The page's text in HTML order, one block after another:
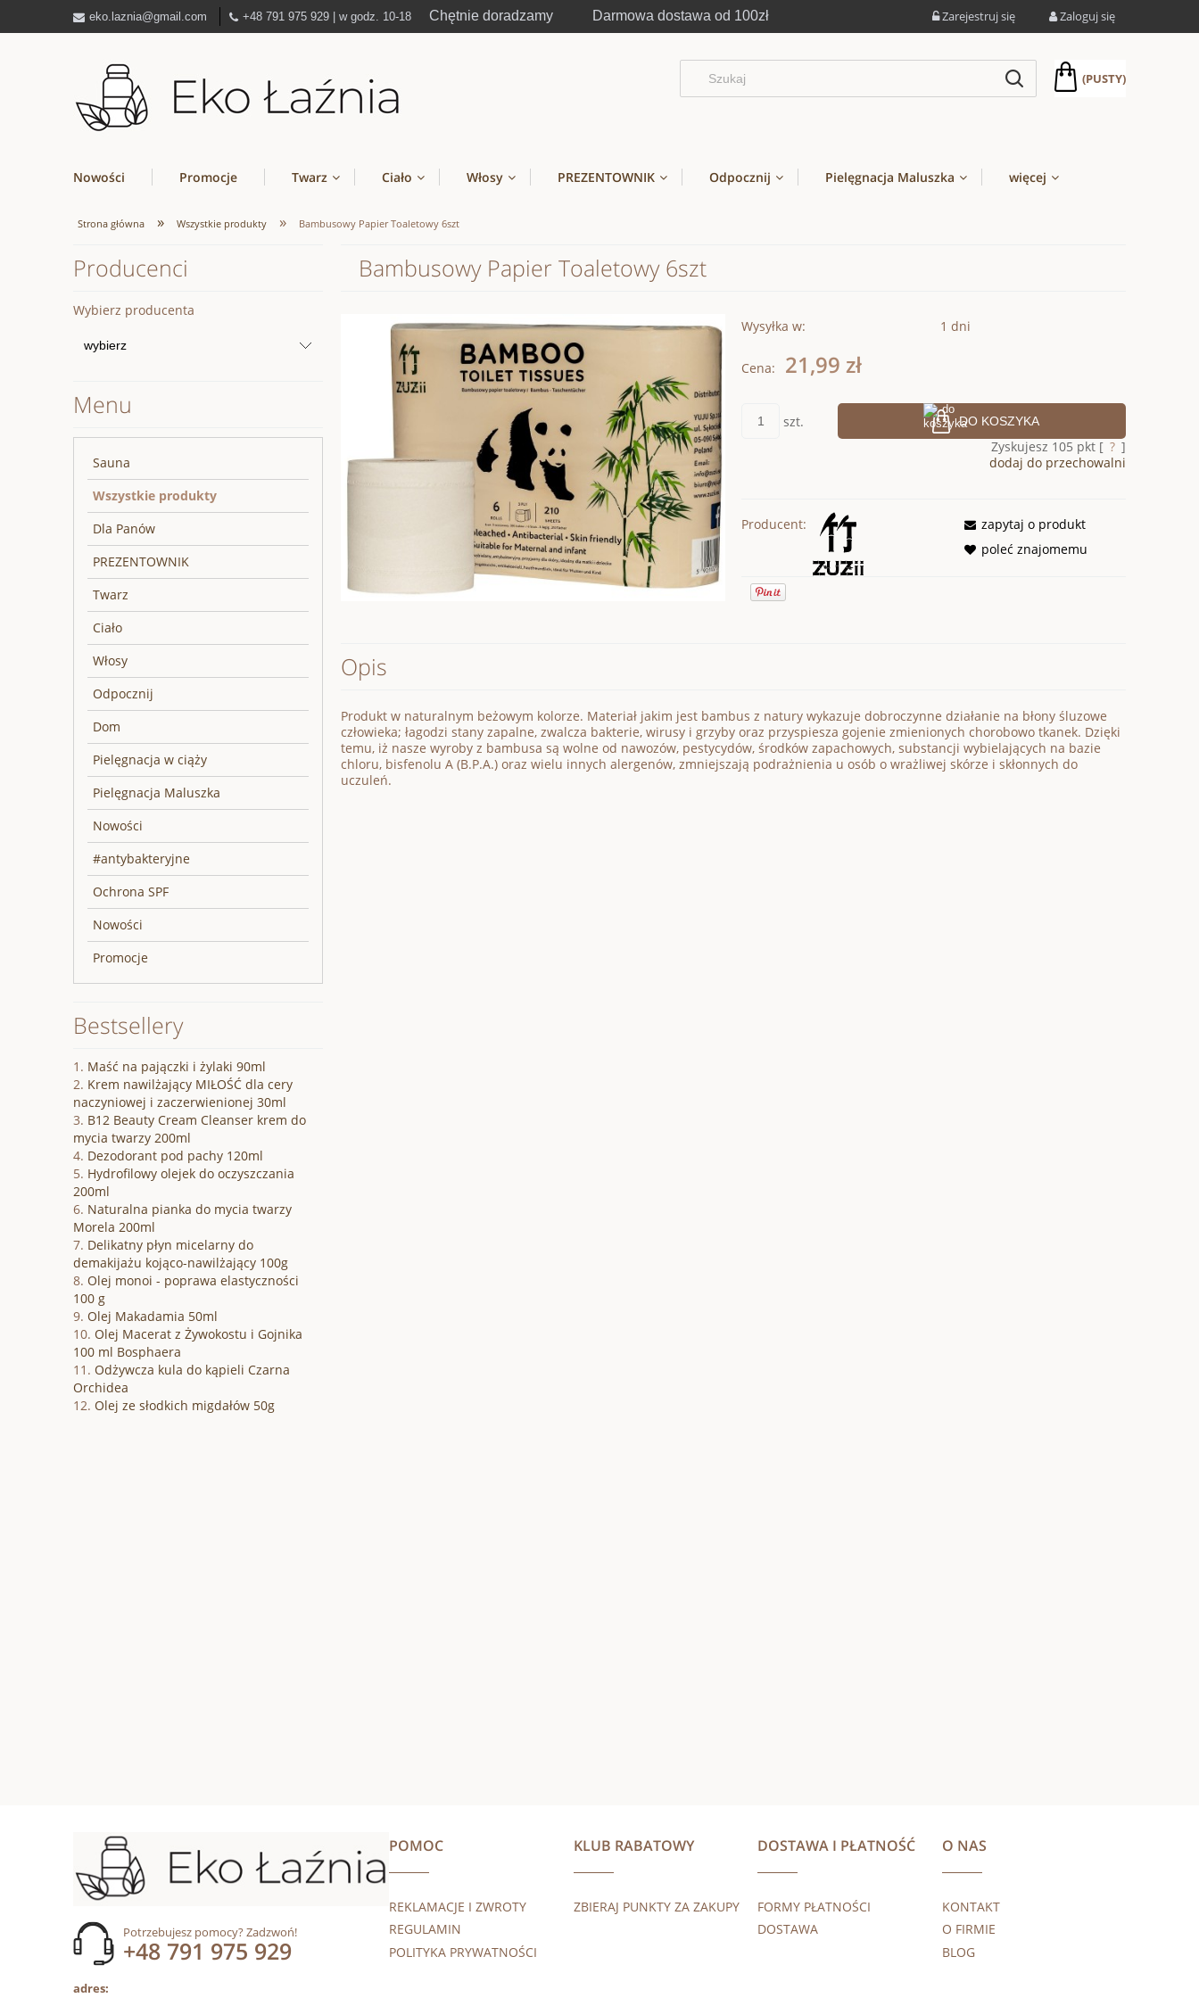
eko.laznia@gmail.com +48 791 975 929 | w godz. 10-18 Chętnie doradzamy Darmowa dostawa od 100zł Zarejestruj się Zaloguj się
(PUSTY)
Nowości Promocje Twarz Ciało Włosy PREZENTOWNIK Odpocznij Pielęgnacja Maluszka więcej
Strona główna » Wszystkie produkty » Bambusowy Papier Toaletowy 6szt
Producenci
Wybierz producenta
Menu
Sauna
Wszystkie produkty
Dla Panów
PREZENTOWNIK
Twarz
Ciało
Włosy
Odpocznij
Dom
Pielęgnacja w ciąży
Pielęgnacja Maluszka
Nowości
#antybakteryjne
Ochrona SPF
Nowości
Promocje
Bestsellery
Maść na pajączki i żylaki 90ml
Krem nawilżający MIŁOŚĆ dla cery
naczyniowej i zaczerwienionej 30ml
B12 Beauty Cream Cleanser krem do
mycia twarzy 200ml
Dezodorant pod pachy 120ml
Hydrofilowy olejek do oczyszczania
200ml
Naturalna pianka do mycia twarzy
Morela 200ml
Delikatny płyn micelarny do
demakijażu kojąco-nawilżający 100g
Olej monoi - poprawa elastyczności
100 g
Olej Makadamia 50ml
Olej Macerat z Żywokostu i Gojnika
100 ml Bosphaera
Odżywcza kula do kąpieli Czarna
Orchidea
Olej ze słodkich migdałów 50g
Bambusowy Papier Toaletowy 6szt
Wysyłka w: 1 dni
Cena: 21,99 zł
szt. DO KOSZYKA
Zyskujesz 105 pkt [ ? ]
dodaj do przechowalni
Producent:
zapytaj o produkt
poleć znajomemu
Opis
Produkt w naturalnym beżowym kolorze. Materiał jakim jest bambus z natury wykazuje dobroczynne działanie na błony śluzowe
człowieka; łagodzi stany zapalne, zwalcza bakterie, wirusy i grzyby oraz przyspiesza gojenie zmienionych chorobowo tkanek. Dzięki
temu, iż nasze wyroby z bambusa są wolne od nawozów, pestycydów, środków zapachowych, substancji wybielających na bazie
chloru, bisfenolu A (B.P.A.) oraz wielu innych alergenów, zmniejszają podrażnienia u osób o wrażliwej skórze i skłonnych do
uczuleń.
Potrzebujesz pomocy? Zadzwoń!
+48 791 975 929
adres:
POMOC
REKLAMACJE I ZWROTY
REGULAMIN
POLITYKA PRYWATNOŚCI
KLUB RABATOWY
ZBIERAJ PUNKTY ZA ZAKUPY
DOSTAWA I PŁATNOŚĆ
FORMY PŁATNOŚCI
DOSTAWA
O NAS
KONTAKT
O FIRMIE
BLOG